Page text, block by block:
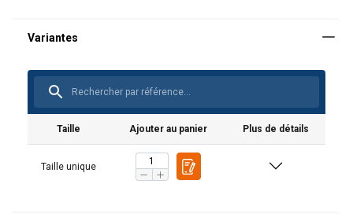
Taille Ajouter au panier Plus de détails
Taille unique